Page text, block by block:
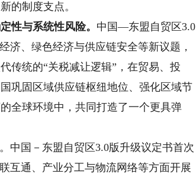
的制度支点。
与系统性风险。 中国—东盟自贸区3.0
济、绿色经济与供应链安全等新议题，
传统的“关税减让逻辑”，在贸易、投
巩固区域供应链枢纽地位、强化区域节
全球环境中，共同打造了一个更具弹
国－东盟自贸区3.0版升级议定书首次
互通、产业分工与物流网络等方面开展